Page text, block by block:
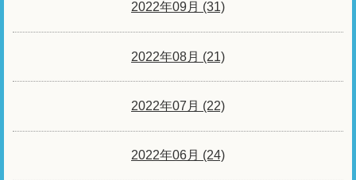
2022年09月 (31)
2022年08月 (21)
2022年07月 (22)
2022年06月 (24)